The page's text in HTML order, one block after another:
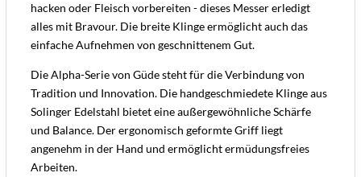
hacken oder Fleisch vorbereiten - dieses Messer erledigt
alles mit Bravour. Die breite Klinge ermöglicht auch das
einfache Aufnehmen von geschnittenem Gut.
Die Alpha-Serie von Güde steht für die Verbindung von
Tradition und Innovation. Die handgeschmiedete Klinge aus
Solinger Edelstahl bietet eine außergewöhnliche Schärfe
und Balance. Der ergonomisch geformte Griff liegt
angenehm in der Hand und ermöglicht ermüdungsfreies
Arbeiten.